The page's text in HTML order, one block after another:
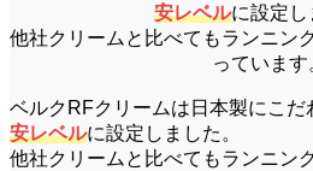
安レベルに設定し
他社クリームと比べてもランニン
っています
ベルクRFクリームは日本製にこだ
安レベルに設定しました。
他社クリームと比べてもランニン